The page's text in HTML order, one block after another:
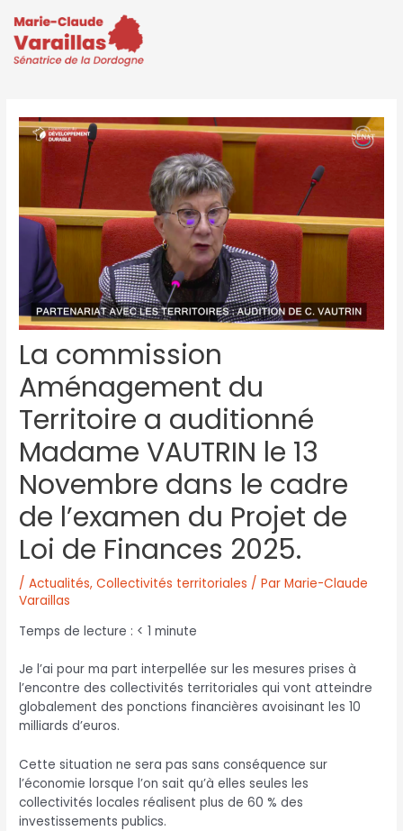
La commission
Aménagement du
Territoire a auditionné
Madame VAUTRIN le 13
Novembre dans le cadre
de l’examen du Projet de
Loi de Finances 2025.
/Actualités,Collectivités territoriales / ParMarie-Claude
Varaillas
Temps de lecture : < 1 minute
Je l’ai pour ma part interpellée sur les mesures prises à
l’encontre des collectivités territoriales qui vont atteindre
globalement des ponctions financières avoisinant les 10
milliards d’euros.
Cette situation ne sera pas sans conséquence sur
l’économie lorsque l’on sait qu’à elles seules les
collectivités locales réalisent plus de 60 % des
investissements publics.